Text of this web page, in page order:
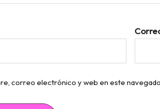
correo electrónico y web en este